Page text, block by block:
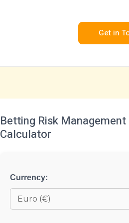
Get in
Betting Risk Management
Calculator
Currency: